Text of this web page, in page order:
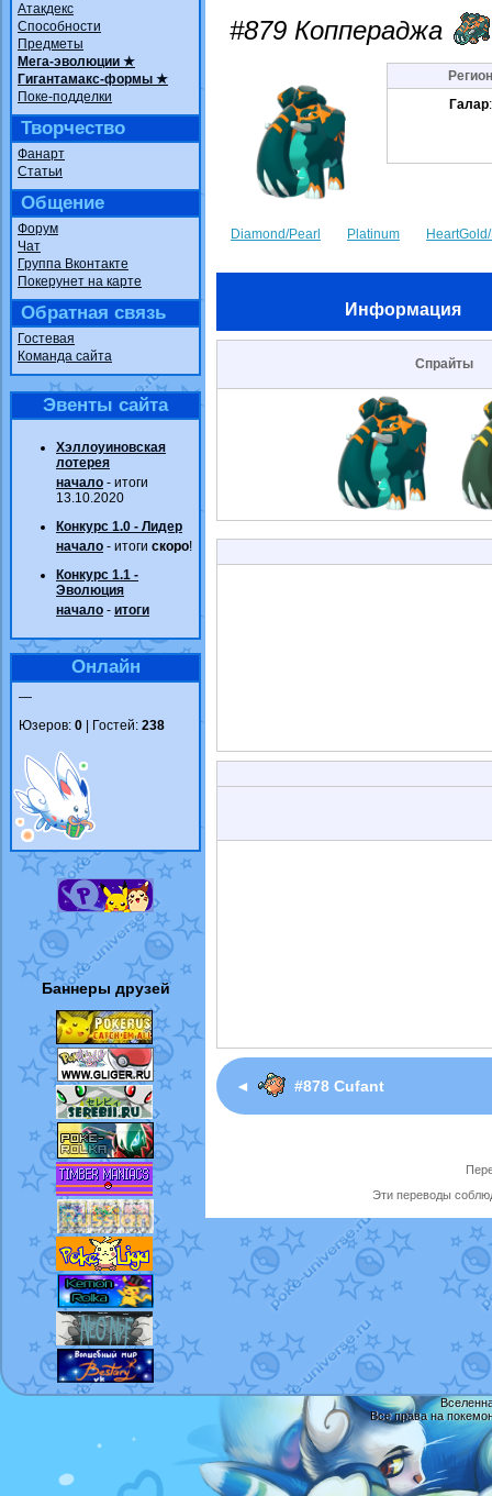
Атакдекс
Способности
Предметы
Мега-эволюции ★
Гигантамакс-формы ★
Поке-подделки
Творчество
Фанарт
Статьи
Общение
Форум
Чат
Группа Вконтакте
Покерунет на карте
Обратная связь
Гостевая
Команда сайта
Эвенты сайта
Хэллоуиновская
лотерея
начало - итоги
13.10.2020
Конкурс 1.0 - Лидер
начало - итоги скоро!
Конкурс 1.1 -
Эволюция
начало - итоги
Онлайн
—
Юзеров: 0 | Гостей: 238
Баннеры друзей
#879 Коппераджа
Галар
Diamond/Pearl Platinum
Информация
Спрайты
◄ #878 Cufant
Эти переводы
Все права на